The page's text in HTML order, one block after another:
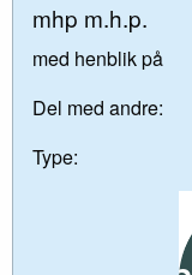
mhp m.h.p.
med henblik på
Del med andre:
Type: